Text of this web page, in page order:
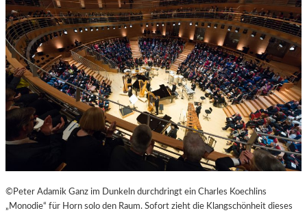
©Peter Adamik Ganz im Dunkeln durchdringt ein Charles Koechlins
„Monodie“ für Horn solo den Raum. Sofort zieht die Klangschönheit dieses